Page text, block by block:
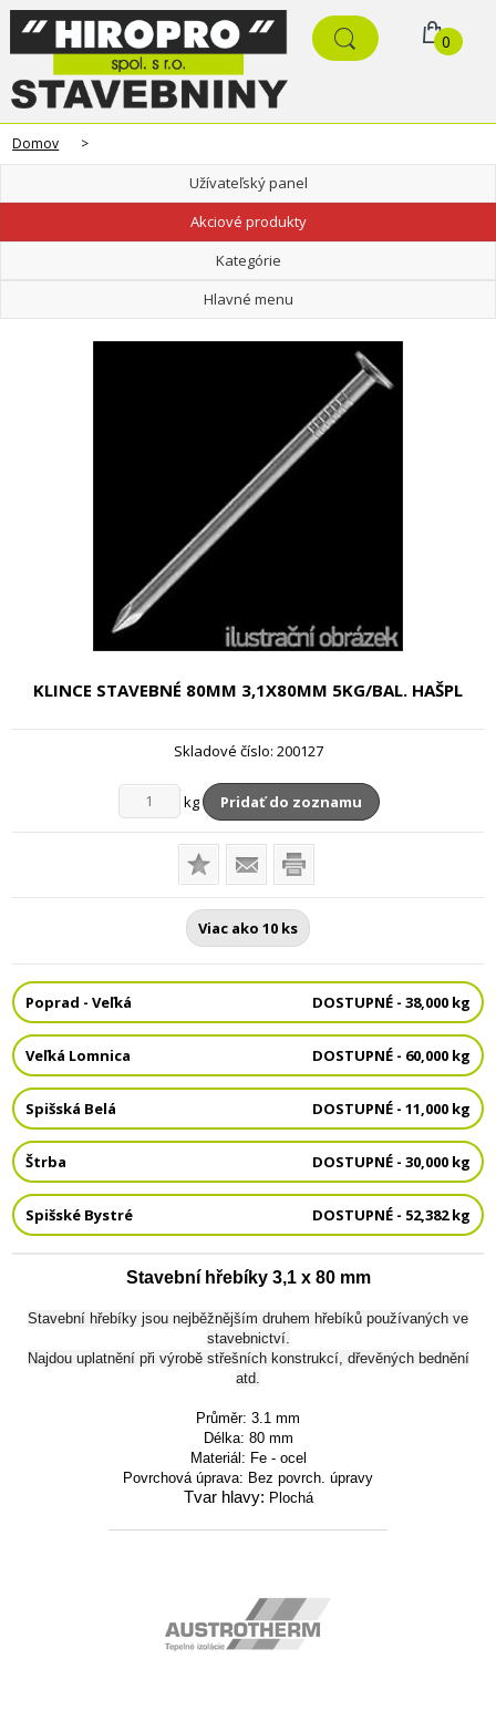
0
Domov >
Užívateľský panel
Akciové produkty
Kategórie
Hlavné menu
KLINCE STAVEBNÉ 80MM 3,1X80MM 5KG/BAL. HAŠPL
Skladové číslo: 200127
kg Pridať do zoznamu
Viac ako 10 ks
Poprad - Veľká DOSTUPNÉ - 38,000 kg
Veľká Lomnica DOSTUPNÉ - 60,000 kg
Spišská Belá DOSTUPNÉ - 11,000 kg
Štrba DOSTUPNÉ - 30,000 kg
Spišské Bystré DOSTUPNÉ - 52,382 kg
Stavební hřebíky 3,1 x 80 mm
Stavební hřebíky jsou nejběžnějším druhem hřebíků používaných ve
stavebnictví.
Najdou uplatnění při výrobě střešních konstrukcí, dřevěných bednění
atd.
Průměr: 3.1 mm
Délka: 80 mm
Materiál: Fe - ocel
Povrchová úprava: Bez povrch. úpravy
Tvar hlavy: Plochá